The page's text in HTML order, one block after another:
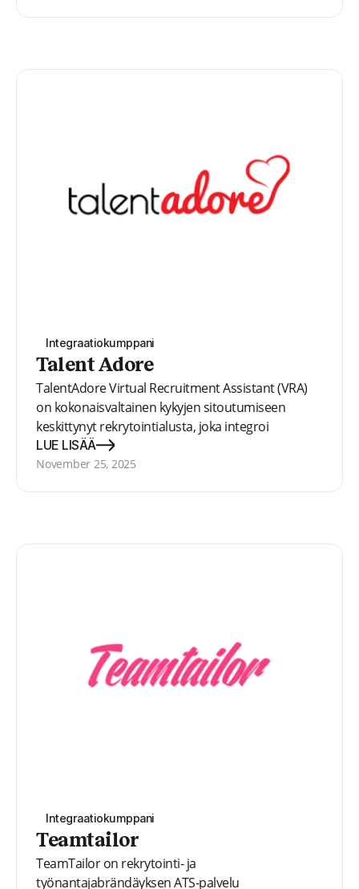
Integraatiokumppani
Talent Adore
TalentAdore Virtual Recruitment Assistant (VRA)
on kokonaisvaltainen kykyjen sitoutumiseen
keskittynyt rekrytointialusta, joka integroi
hakijoiden seurantajärjestelmän, tekoälypohjaisen
viestinnän ja sovitustekniikan sekä edistyneen
LUE LISÄÄ
November 25, 2025
Integraatiokumppani
Teamtailor
TeamTailor on rekrytointi- ja
työnantajabrändäyksen ATS-palvelu